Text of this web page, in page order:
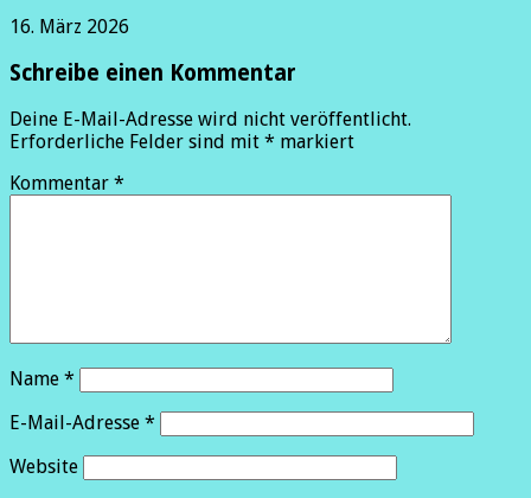
16. März 2026
Schreibe einen Kommentar
Deine E-Mail-Adresse wird nicht veröffentlicht.
Erforderliche Felder sind mit * markiert
Kommentar *
Name *
E-Mail-Adresse *
Website